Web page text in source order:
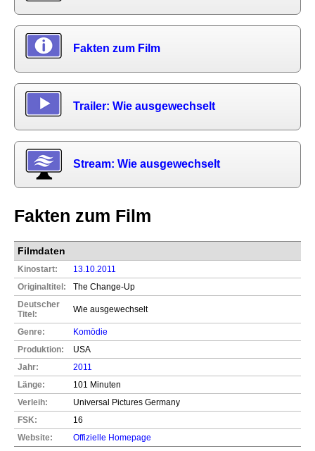
Fakten zum Film
Trailer: Wie ausgewechselt
Stream: Wie ausgewechselt
Fakten zum Film
Filmdaten
Kinostart:
13.10.2011
Originaltitel:
The Change-Up
Deutscher
Titel:
Wie ausgewechselt
Genre:
Komödie
Produktion:
USA
Jahr:
2011
Länge:
101 Minuten
Verleih:
Universal Pictures Germany
FSK:
16
Website:
Offizielle Homepage